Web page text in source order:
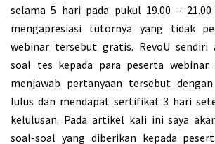
selama 5 hari pada pukul 19.00 – 21.00
mengapresiasi tutornya yang tidak
webinar tersebut gratis. RevoU sendiri
soal tes kepada para peserta
menjawab pertanyaan tersebut
lulus dan mendapat sertifikat 3 hari
kelulusan. Pada artikel kali ini saya
soal-soal yang diberikan kepada